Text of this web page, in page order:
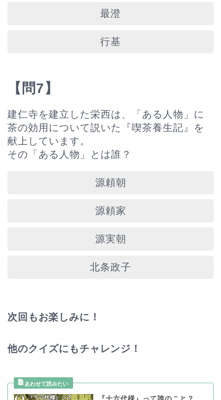
最澄
行基
【問7】
建仁寺を建立した栄西は、「ある人物」に
茶の効用について説いた『喫茶養生記』を
献上しています。
その「ある人物」とは誰？
源頼朝
源頼家
源実朝
北条政子
次回もお楽しみに！
他のクイズにもチャレンジ！